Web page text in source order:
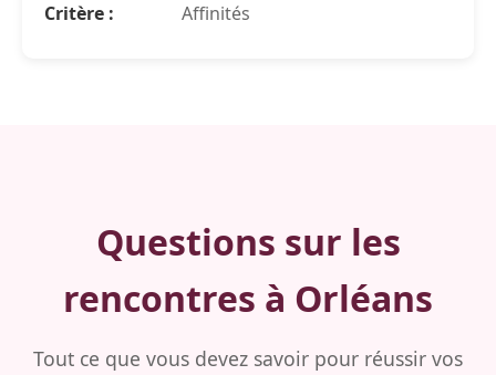
Critère :
Affinités
Questions sur les
rencontres à Orléans
Tout ce que vous devez savoir pour réussir vos